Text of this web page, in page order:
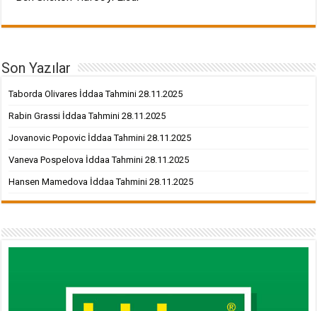
Son Yazılar
Taborda Olivares İddaa Tahmini 28.11.2025
Rabin Grassi İddaa Tahmini 28.11.2025
Jovanovic Popovic İddaa Tahmini 28.11.2025
Vaneva Pospelova İddaa Tahmini 28.11.2025
Hansen Mamedova İddaa Tahmini 28.11.2025